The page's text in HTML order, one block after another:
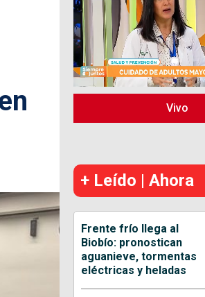
La Discusión
Vivo
+ Leído | Ahora
Frente frío llega al
Biobío: pronostican
aguanieve, tormentas
eléctricas y heladas